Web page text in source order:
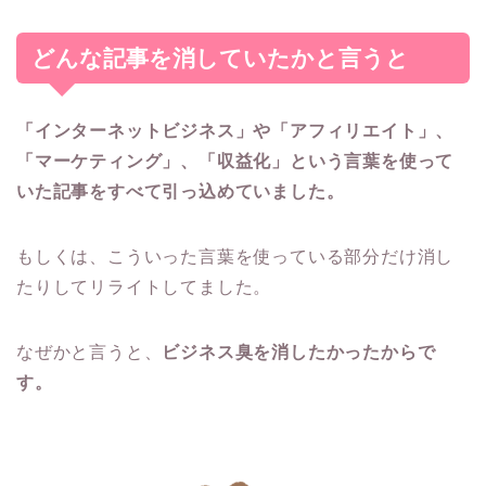
どんな記事を消していたかと言うと
「インターネットビジネス」や「アフィリエイト」、
「マーケティング」、「収益化」という言葉を使って
いた記事をすべて引っ込めていました。
もしくは、こういった言葉を使っている部分だけ消し
たりしてリライトしてました。
なぜかと言うと、
ビジネス臭を消したかったからで
す。